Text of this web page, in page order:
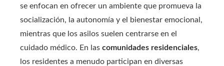
se enfocan en ofrecer un ambiente que promueva la
socialización, la autonomía y el bienestar emocional,
mientras que los asilos suelen centrarse en el
cuidado médico. En las comunidades residenciales,
los residentes a menudo participan en diversas